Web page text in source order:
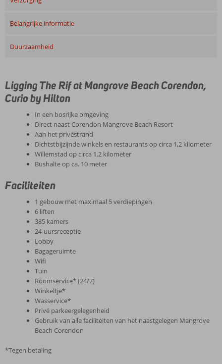
Belangrijke informatie
Duurzaamheid
Ligging The Rif at Mangrove Beach Corendon,
Curio by Hilton
In een bosrijke omgeving
Direct naast Corendon Mangrove Beach Resort
Aan het privéstrand
Dichtstbijzijnde winkels en restaurants op circa 1,2 kilometer
Willemstad op circa 1,2 kilometer
Bushalte op ca. 10 meter
Faciliteiten
1 gebouw met maximaal 5 verdiepingen
6 liften
385 kamers
24-uursreceptie
Lobby
Bagageruimte
Wifi
Tuin
Roomservice* (24/7)
Winkeltje*
Wasservice*
Privé parkeergelegenheid
Gebruik van alle faciliteiten van het naastgelegen Mangrove
Beach Corendon
*Tegen betaling